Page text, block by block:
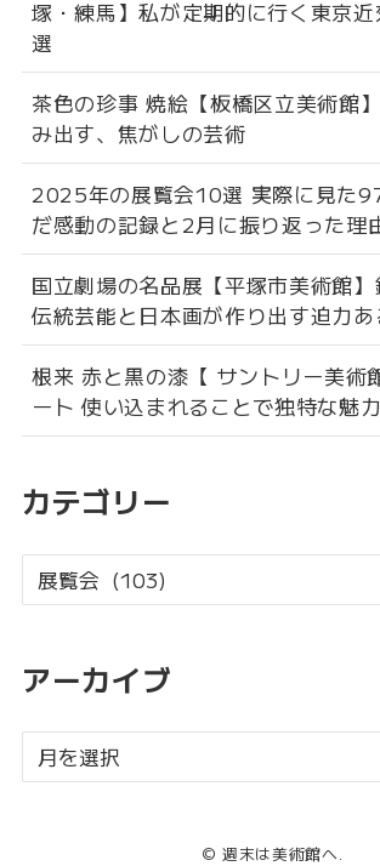
塚・練馬】私が定期的に行く東京
選
茶色の珍事 焼絵【板橋区立美術館
み出す、焦がしの芸術
2025年の展覧会10選 実際に見た
だ感動の記録と2月に振り返った理
国立劇場の名品展【平塚市美術館
伝統芸能と日本画が作り出す迫力あ
根来 赤と黒の漆【 サントリー美術
ート 使い込まれることで独特な魅
カテゴリー
アーカイブ
ア
ー
© 週末は美術館へ.